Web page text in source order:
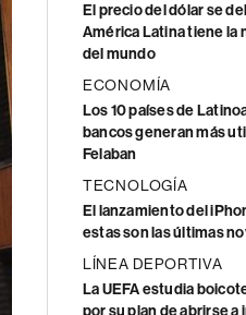
El precio del dólar se
América Latina tiene la
del mundo
ECONOMÍA
Los 10 países de
bancos generan más
Felaban
TECNOLOGÍA
El lanzamiento del
estas son las últimas
LÍNEA DEPORTIVA
La UEFA estudia
por su plan de abrirse